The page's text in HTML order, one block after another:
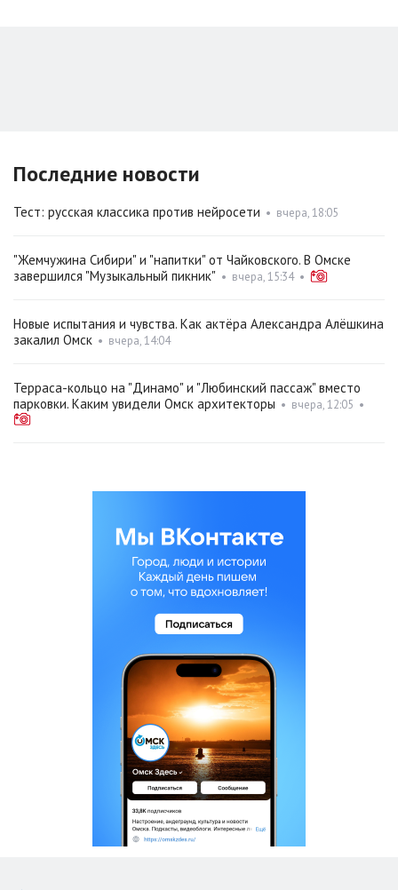
Последние новости
Тест: русская классика против нейросети • вчера, 18:05
"Жемчужина Сибири" и "напитки" от Чайковского. В Омске
завершился "Музыкальный пикник" • вчера, 15:34•
Новые испытания и чувства. Как актёра Александра Алёшкина
закалил Омск • вчера, 14:04
Терраса-кольцо на "Динамо" и "Любинский пассаж" вместо
парковки. Каким увидели Омск архитекторы • вчера, 12:05 •